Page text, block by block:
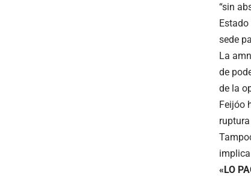
“sin
sede
La
de
de la
Feijóo
«LO